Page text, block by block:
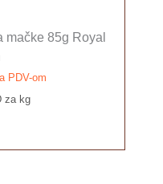
mačke 85g Royal
PDV-om
za kg